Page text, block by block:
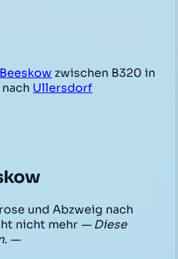
Beeskow zwischen B320 in
Ullersdorf
und Abzweig nach
nicht mehr — Diese
—